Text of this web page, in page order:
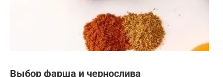
Выбор фарша и чернослива